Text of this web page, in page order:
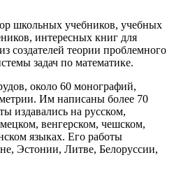
школьных учебников, учебных
интересных книг для
создателей теории проблемного
задач по математике.
около 60 монографий,
Им написаны более 70
издавались на русском,
венгерском, чешском,
языках. Его работы
Эстонии, Литве, Белоруссии,